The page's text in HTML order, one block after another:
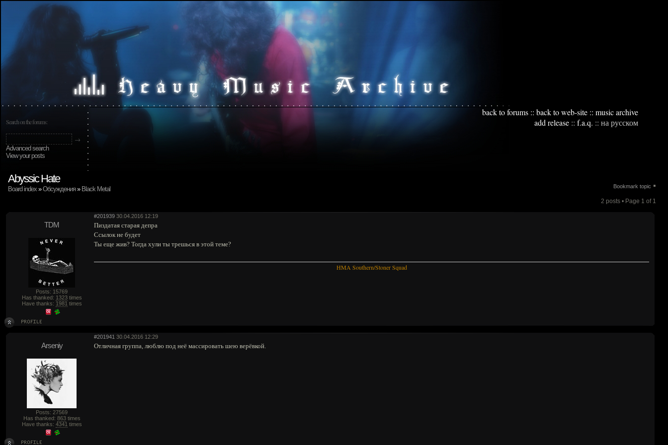
Search on the forums:
Advanced search
View your posts
back to forums :: back to web-site :: music archive
add release :: f.a.q. :: на русском
Bookmark topic ▪
Abyssic Hate
Board index »Обсуждения » Black Metal
2 posts • Page 1 of 1
#201939 30.04.2016 12:19
TDM
Posts: 15769
Has thanked: 1323times
Have thanks: 1981 times
Пиздатая старая депра
Ссылок не будет
Ты еще жив? Тогда хули ты трешься в этой теме?
HMA Southern/Stoner Squad
#201941 30.04.2016 12:29
Arseniy
Posts: 27569
Has thanked: 863times
Have thanks: 4341 times
Отличная группа, люблю под неё массировать шею верёвкой.